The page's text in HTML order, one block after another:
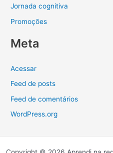
Jornada cognitiva
Promoções
Meta
Acessar
Feed de posts
Feed de comentários
WordPress.org